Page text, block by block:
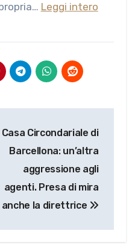
Leggi intero
Casa Circondariale di
Barcellona: un’altra
aggressione agli
agenti. Presa di mira
anche la direttrice